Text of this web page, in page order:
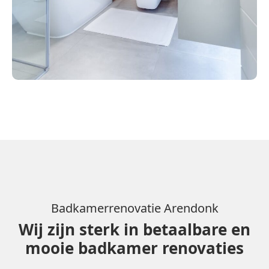
Badkamerrenovatie Arendonk
Wij zijn sterk in betaalbare en
mooie badkamer renovaties